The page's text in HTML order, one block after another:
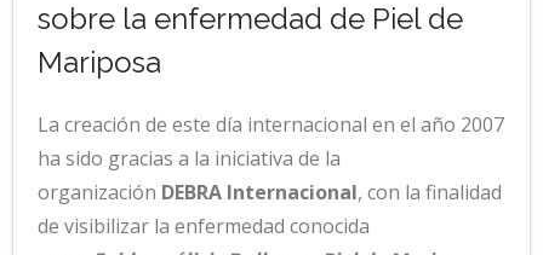
sobre la enfermedad de Piel de
Mariposa
La creación de este día internacional en el año 2007
ha sido gracias a la iniciativa de la
organización DEBRA Internacional, con la finalidad
de visibilizar la enfermedad conocida